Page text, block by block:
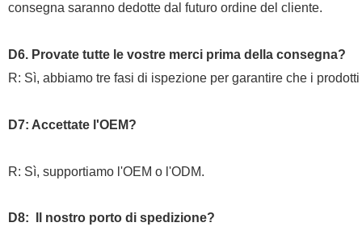
consegna saranno dedotte dal futuro ordine del cliente.
D6. Provate tutte le vostre merci prima della consegna?
R: Sì, abbiamo tre fasi di ispezione per garantire che i
D7: Accettate l'OEM?
R: Sì, supportiamo l'OEM o l'ODM.
D8:
Il nostro porto di spedizione?